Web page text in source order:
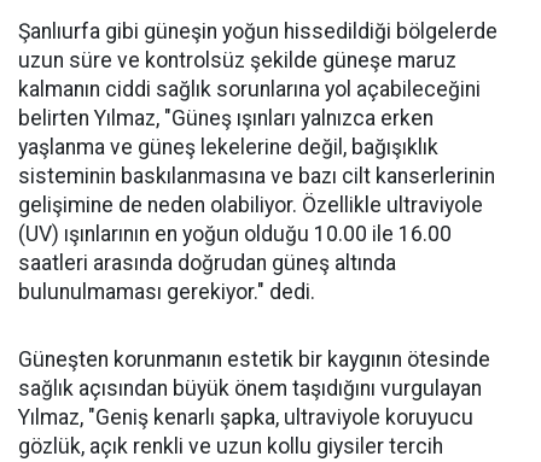
Şanlıurfa gibi güneşin yoğun hissedildiği bölgelerde
uzun süre ve kontrolsüz şekilde güneşe maruz
kalmanın ciddi sağlık sorunlarına yol açabileceğini
belirten Yılmaz, "Güneş ışınları yalnızca erken
yaşlanma ve güneş lekelerine değil, bağışıklık
sisteminin baskılanmasına ve bazı cilt kanserlerinin
gelişimine de neden olabiliyor. Özellikle ultraviyole
(UV) ışınlarının en yoğun olduğu 10.00 ile 16.00
saatleri arasında doğrudan güneş altında
bulunulmaması gerekiyor." dedi.
Güneşten korunmanın estetik bir kaygının ötesinde
sağlık açısından büyük önem taşıdığını vurgulayan
Yılmaz, "Geniş kenarlı şapka, ultraviyole koruyucu
gözlük, açık renkli ve uzun kollu giysiler tercih